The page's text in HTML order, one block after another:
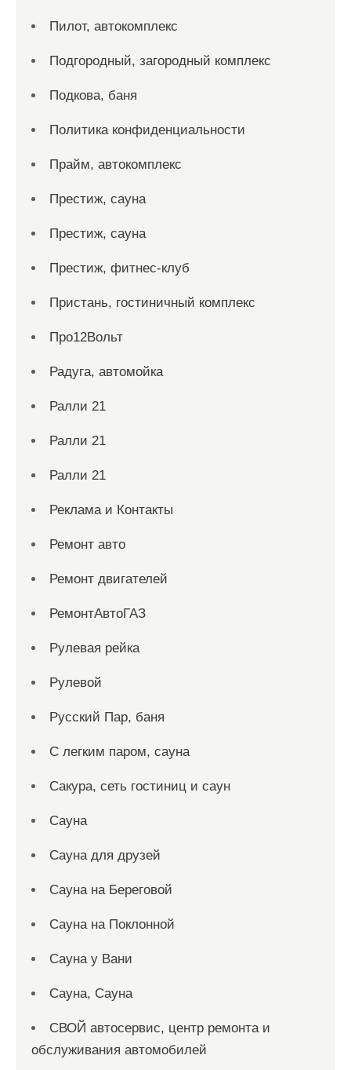
Пилот, автокомплекс
Подгородный, загородный комплекс
Подкова, баня
Политика конфиденциальности
Прайм, автокомплекс
Престиж, сауна
Престиж, сауна
Престиж, фитнес-клуб
Пристань, гостиничный комплекс
Про12Вольт
Радуга, автомойка
Ралли 21
Ралли 21
Ралли 21
Реклама и Контакты
Ремонт авто
Ремонт двигателей
РемонтАвтоГАЗ
Рулевая рейка
Рулевой
Русский Пар, баня
С легким паром, сауна
Сакура, сеть гостиниц и саун
Сауна
Сауна для друзей
Сауна на Береговой
Сауна на Поклонной
Сауна у Вани
Сауна, Сауна
СВОЙ автосервис, центр ремонта и
обслуживания автомобилей